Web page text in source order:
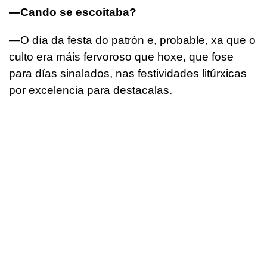
—Cando se escoitaba?
—O día da festa do patrón e, probable, xa que o
culto era máis fervoroso que hoxe, que fose
para días sinalados, nas festividades litúrxicas
por excelencia para destacalas.